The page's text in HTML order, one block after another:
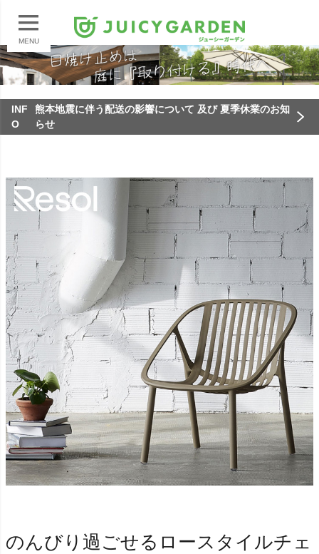
MENU
INF
O
熊本地震に伴う配送の影響について 及び 夏季休業のお知
らせ
のんびり過ごせるロースタイルチェ